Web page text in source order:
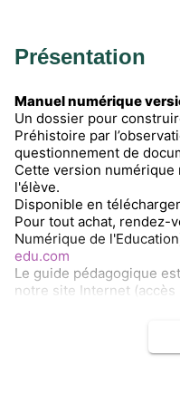
Présentation
Manuel numérique
Un dossier pour
Préhistoire par
questionnement de
Cette version
l'élève.
Disponible en
Pour tout achat, rendez-
Numérique de
edu.com
Le guide pédagogique
notre site Internet (accès